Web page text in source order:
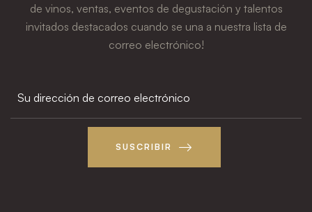
de vinos, ventas, eventos de degustación y talentos
invitados destacados cuando se una a nuestra lista de
correo electrónico!
SUSCRIBIR